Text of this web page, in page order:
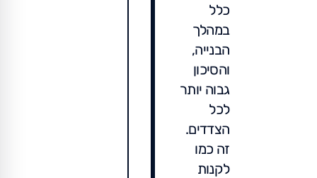
כלל
במהלך
הבנייה,
והסיכון
גבוה יותר
לכל
הצדדים.
זה כמו
לקנות